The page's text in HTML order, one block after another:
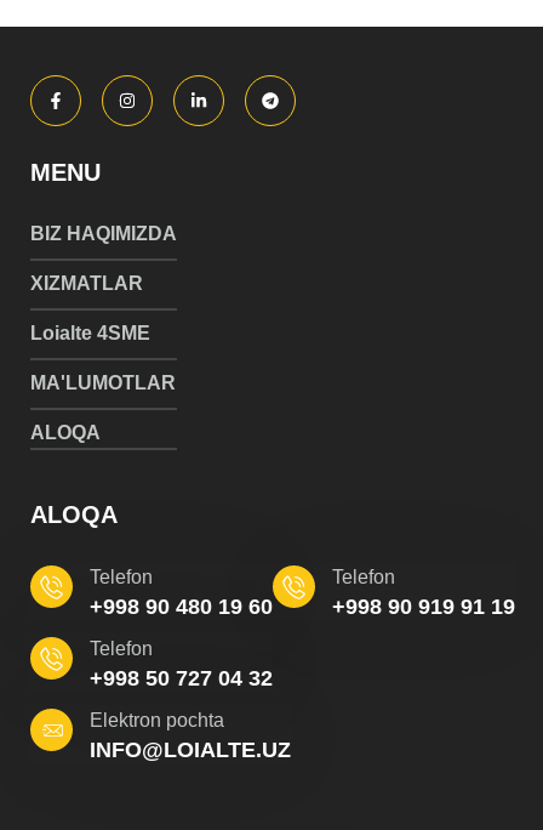
MENU
BIZ HAQIMIZDA
XIZMATLAR
Loialte 4SME
MA'LUMOTLAR
ALOQA
ALOQA
+998 90 480 19 60
Telefon
+998 90 919 91 19
Telefon
+998 50 727 04 32
Telefon
INFO@LOIALTE.UZ
Elektron pochta